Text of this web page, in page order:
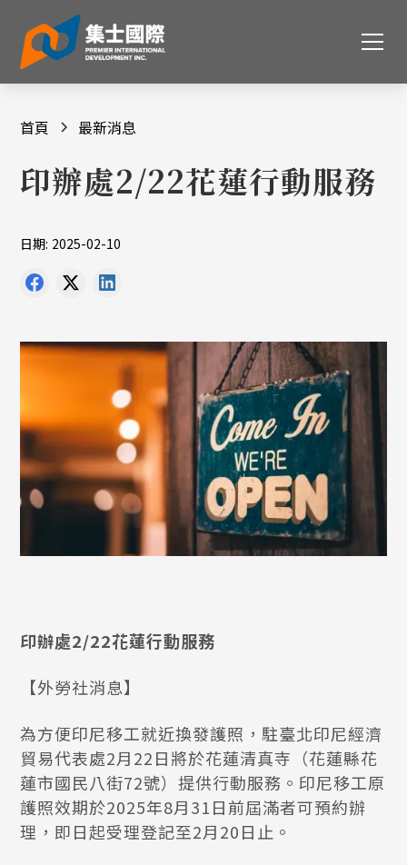
首頁 最新消息
印辦處2/22花蓮行動服務
日期: 2025-02-10
印辦處2/22花蓮行動服務
【外勞社消息】
為方便印尼移工就近換發護照，駐臺北印尼經濟
貿易代表處2月22日將於花蓮清真寺（花蓮縣花
蓮市國民八街72號）提供行動服務。印尼移工原
護照效期於2025年8月31日前屆滿者可預約辦
理，即日起受理登記至2月20日止。